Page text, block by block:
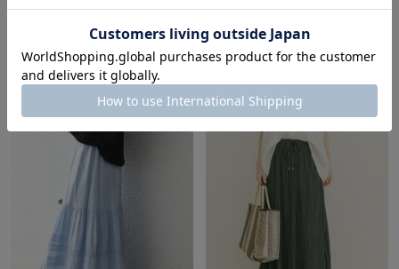
¥21,45050%OFF
NEW
10％ポイントバック
¥39,600